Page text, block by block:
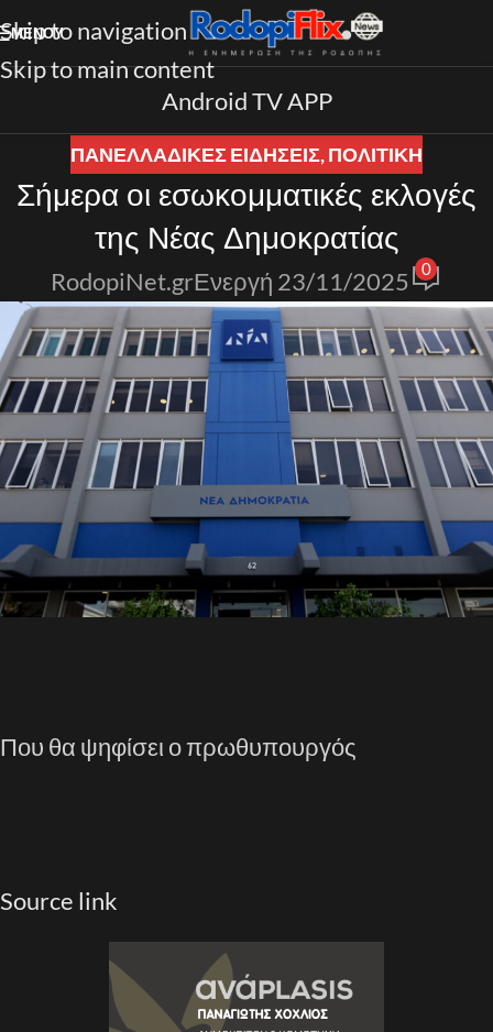
Skip to navigation
Skip to main content
ΜΕΝΟΎ
Android TV APP
ΠΑΝΕΛΛΑΔΙΚΈΣ ΕΙΔΉΣΕΙΣ,ΠΟΛΙΤΙΚΗ
Σήμερα οι εσωκομματικές εκλογές
της Νέας Δημοκρατίας
RodopiNet.grΕνεργή 23/11/2025 0
Που θα ψηφίσει ο πρωθυπουργός
Source link